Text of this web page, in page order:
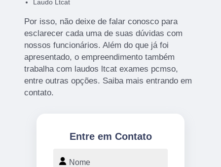
Laudo Ltcat
Por isso, não deixe de falar conosco para
esclarecer cada uma de suas dúvidas com
nossos funcionários. Além do que já foi
apresentado, o empreendimento também
trabalha com laudos ltcat exames pcmso,
entre outras opções. Saiba mais entrando em
contato.
Entre em Contato